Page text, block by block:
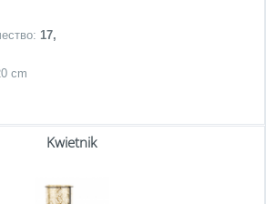
17,
cm
Kwietnik